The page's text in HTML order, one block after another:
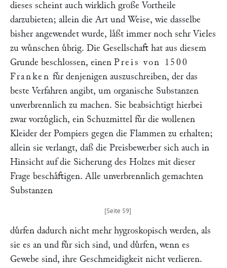
dieses scheint auch wirklich große Vortheile
darzubieten; allein die Art und Weise, wie dasselbe
bisher angewendet wurde, laͤßt immer noch sehr Vieles
zu wuͤnschen uͤbrig. Die Gesellschaft hat aus diesem
Grunde beschlossen, einen Preis von 1500
Franken fuͤr denjenigen auszuschreiben, der das
beste Verfahren angibt, um organische Substanzen
unverbrennlich zu machen. Sie beabsichtigt hierbei
zwar vorzuͤglich, ein Schuzmittel fuͤr die wollenen
Kleider der Pompiers gegen die Flammen zu erhalten;
allein sie verlangt, daß die Preisbewerber sich auch in
Hinsicht auf die Sicherung des Holzes mit dieser
Frage beschaͤftigen. Alle unverbrennlich gemachten
Substanzen
duͤrfen dadurch nicht mehr hygroskopisch werden, als
sie es an und fuͤr sich sind, und duͤrfen, wenn es
Gewebe sind, ihre Geschmeidigkeit nicht verlieren.